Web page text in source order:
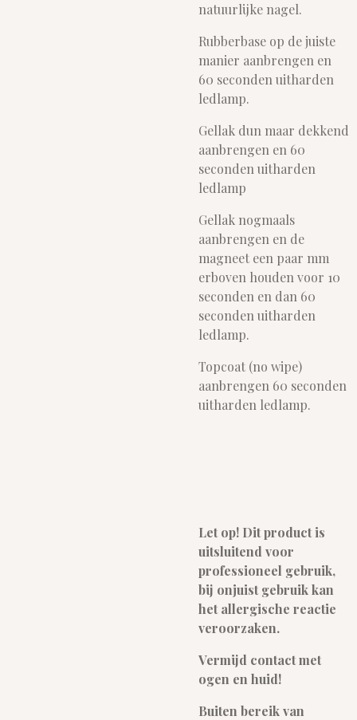
natuurlijke nagel.
Rubberbase op de juiste
manier aanbrengen en
60 seconden uitharden
ledlamp.
Gellak dun maar dekkend
aanbrengen en 60
seconden uitharden
ledlamp
Gellak nogmaals
aanbrengen en de
magneet een paar mm
erboven houden voor 10
seconden en dan 60
seconden uitharden
ledlamp.
Topcoat (no wipe)
aanbrengen 60 seconden
uitharden ledlamp.
Let op! Dit product is
uitsluitend voor
professioneel gebruik,
bij onjuist gebruik kan
het allergische reactie
veroorzaken.
Vermijd contact met
ogen en huid!
Buiten bereik van